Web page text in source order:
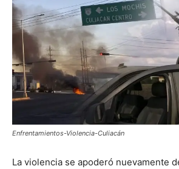
Enfrentamientos-Violencia-Culiacán
La violencia se apoderó nuevamente